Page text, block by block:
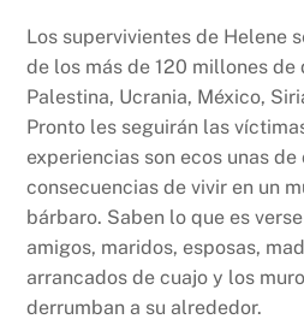
Los supervivientes de Helene
de los más de 120 millones de
Palestina, Ucrania, México,
Pronto les seguirán las
experiencias son ecos unas de
consecuencias de vivir en un
bárbaro. Saben lo que es
amigos, maridos, esposas,
arrancados de cuajo y los
derrumban a su alrededor.